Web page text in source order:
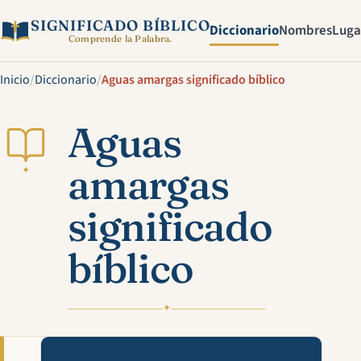
SIGNIFICADO BÍBLICO
Comprende la Palabra. DiccionarioNombres
Inicio/Diccionario/Aguas amargas significado bíblico
✦
Aguas
amargas
significado
bíblico
✦
Mira esta explicación en